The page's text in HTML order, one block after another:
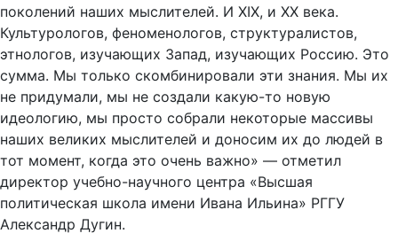
поколений наших мыслителей. И XIX, и XX века.
Культурологов, феноменологов, структуралистов,
этнологов, изучающих Запад, изучающих Россию. Это
сумма. Мы только скомбинировали эти знания. Мы их
не придумали, мы не создали какую-то новую
идеологию, мы просто собрали некоторые массивы
наших великих мыслителей и доносим их до людей в
тот момент, когда это очень важно» — отметил
директор учебно-научного центра «Высшая
политическая школа имени Ивана Ильина» РГГУ
Александр Дугин.